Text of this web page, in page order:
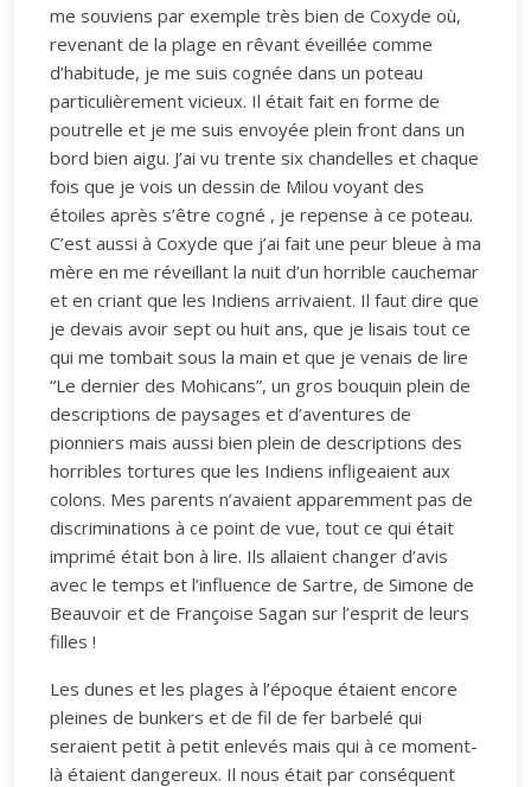
me souviens par exemple très bien de Coxyde où,
revenant de la plage en rêvant éveillée comme
d’habitude, je me suis cognée dans un poteau
particulièrement vicieux. Il était fait en forme de
poutrelle et je me suis envoyée plein front dans un
bord bien aigu. J’ai vu trente six chandelles et chaque
fois que je vois un dessin de Milou voyant des
étoiles après s’être cogné , je repense à ce poteau.
C’est aussi à Coxyde que j’ai fait une peur bleue à ma
mère en me réveillant la nuit d’un horrible cauchemar
et en criant que les Indiens arrivaient. Il faut dire que
je devais avoir sept ou huit ans, que je lisais tout ce
qui me tombait sous la main et que je venais de lire
“Le dernier des Mohicans”, un gros bouquin plein de
descriptions de paysages et d’aventures de
pionniers mais aussi bien plein de descriptions des
horribles tortures que les Indiens infligeaient aux
colons. Mes parents n’avaient apparemment pas de
discriminations à ce point de vue, tout ce qui était
imprimé était bon à lire. Ils allaient changer d’avis
avec le temps et l’influence de Sartre, de Simone de
Beauvoir et de Françoise Sagan sur l’esprit de leurs
filles !
Les dunes et les plages à l’époque étaient encore
pleines de bunkers et de fil de fer barbelé qui
seraient petit à petit enlevés mais qui à ce moment-
là étaient dangereux. Il nous était par conséquent